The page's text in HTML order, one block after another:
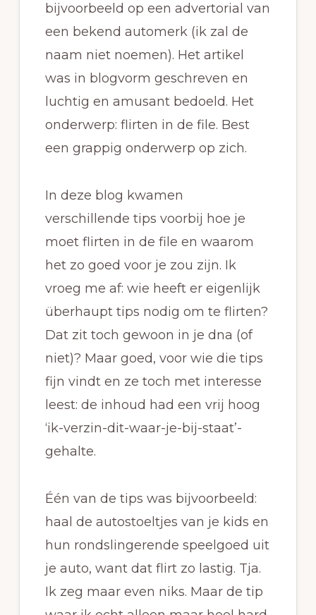
bijvoorbeeld op een advertorial van
een bekend automerk (ik zal de
naam niet noemen). Het artikel
was in blogvorm geschreven en
luchtig en amusant bedoeld. Het
onderwerp: flirten in de file. Best
een grappig onderwerp op zich.
In deze blog kwamen
verschillende tips voorbij hoe je
moet flirten in de file en waarom
het zo goed voor je zou zijn. Ik
vroeg me af: wie heeft er eigenlijk
überhaupt tips nodig om te flirten?
Dat zit toch gewoon in je dna (of
niet)? Maar goed, voor wie die tips
fijn vindt en ze toch met interesse
leest: de inhoud had een vrij hoog
‘ik-verzin-dit-waar-je-bij-staat’-
gehalte.
Één van de tips was bijvoorbeeld:
haal de autostoeltjes van je kids en
hun rondslingerende speelgoed uit
je auto, want dat flirt zo lastig. Tja.
Ik zeg maar even niks. Maar de tip